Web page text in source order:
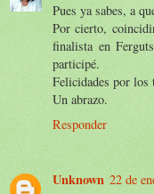
Pues ya sabes, a
Por cierto,
finalista en
participé.
Felicidades por
Un abrazo.
Responder
Unknown 22 de